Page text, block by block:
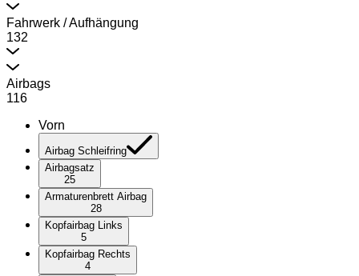
Fahrwerk / Aufhängung
132
Airbags
116
Vorn
Airbag Schleifring
Airbagsatz
25
Armaturenbrett Airbag
28
Kopfairbag Links
5
Kopfairbag Rechts
4